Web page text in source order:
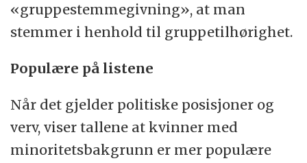
«gruppestemmegivning», at man
stemmer i henhold til gruppetilhørighet.
Populære på listene
Når det gjelder politiske posisjoner og
verv, viser tallene at kvinner med
minoritetsbakgrunn er mer populære